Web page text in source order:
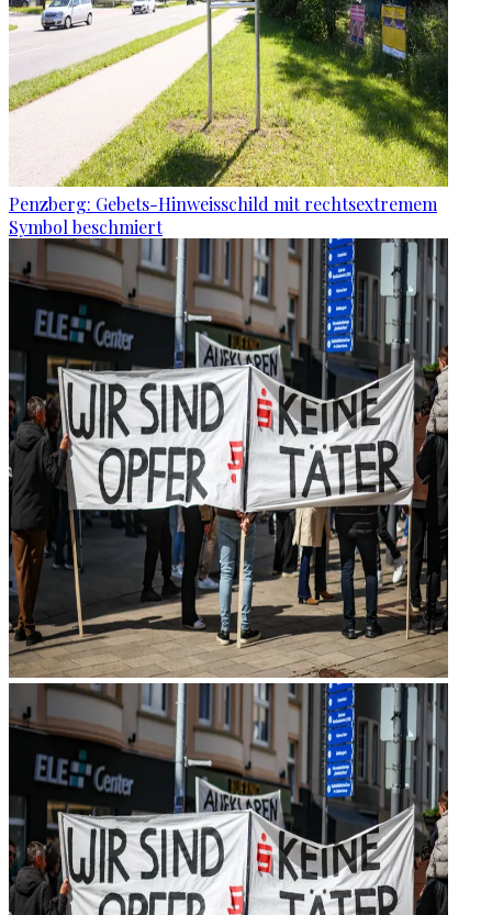
Penzberg: Gebets-Hinweisschild mit rechtsextremem
Symbol beschmiert